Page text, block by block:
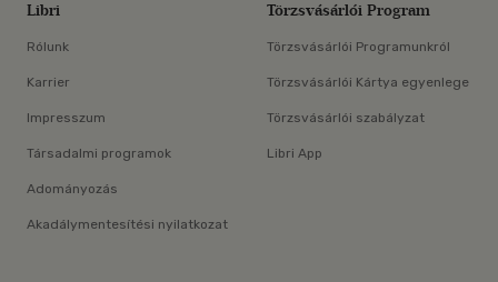
Libri
Rólunk
Karrier
Impresszum
Társadalmi programok
Adományozás
Akadálymentesítési nyilatkozat
Törzsvásárlói Program
Törzsvásárlói Programunkról
Törzsvásárlói Kártya egyenlege
Törzsvásárlói szabályzat
Libri App